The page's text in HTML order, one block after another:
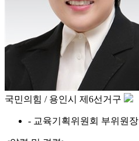
국민의힘 / 용인시 제6선거구
- 교육기획위원회 부위원장